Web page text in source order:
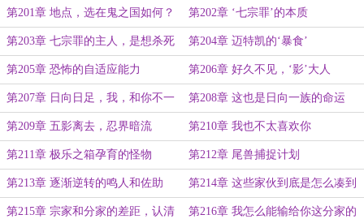
的名义！
第201章 地点，选在鬼之国如何？ 第202章 ‘七宗罪’的本质
第203章 七宗罪的主人，是想杀死
神明
第204章 迈特凯的‘暴食’
第205章 恐怖的自适应能力 第206章 好久不见，‘影’大人
第207章 日向日足，我，和你不一
样！
第208章 这也是日向一族的命运
第209章 五影离去，忍界暗流 第210章 我也不太喜欢你
第211章 极乐之箱孕育的怪物 第212章 尾兽捕捉计划
第213章 逐渐逆转的鸣人和佐助 第214章 这些家伙到底是怎么凑到
一起的？
第215章 宗家和分家的差距，认清 第216章 我怎么能输给你这分家的